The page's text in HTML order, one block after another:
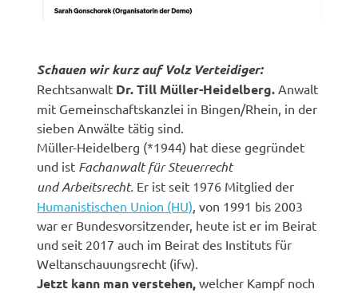
Schauen wir kurz auf Volz Verteidiger:
Rechtsanwalt Dr. Till Müller-Heidelberg. Anwalt
mit Gemeinschaftskanzlei in Bingen/Rhein, in der
sieben Anwälte tätig sind.
Müller-Heidelberg (*1944) hat diese gegründet
und ist Fachanwalt für Steuerrecht
und Arbeitsrecht. Er ist seit 1976 Mitglied der
Humanistischen Union (HU) , von 1991 bis 2003
war er Bundesvorsitzender, heute ist er im Beirat
und seit 2017 auch im Beirat des Instituts für
Weltanschauungsrecht (ifw).
Jetzt kann man verstehen, welcher Kampf noch